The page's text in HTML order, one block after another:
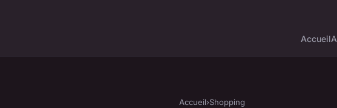
Accueil
Accueil›Shopping